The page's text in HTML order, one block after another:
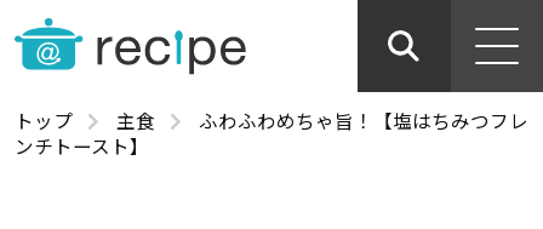
トップ 主食
ふわふわめちゃ旨！【塩はちみつフレ
ンチトースト】